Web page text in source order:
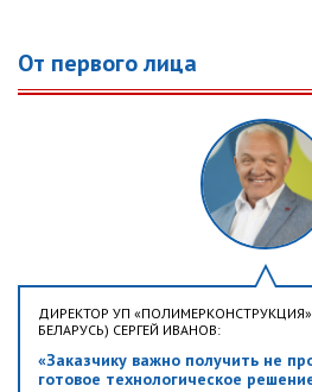
От первого лица
ДИРЕКТОР УП «ПОЛИМЕРКОНСТРУКЦИЯ»
БЕЛАРУСЬ) СЕРГЕЙ ИВАНОВ:
«Заказчику важно получить не
готовое технологическое